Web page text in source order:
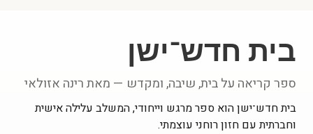
בית חדש־ישן
ספר קריאה על בית, שיבה, ומקדש — מאת רינה אזולאי
בית חדש־ישן הוא ספר מרגש וייחודי, המשלב עלילה אישית
וחברתית עם חזון רוחני עוצמתי.